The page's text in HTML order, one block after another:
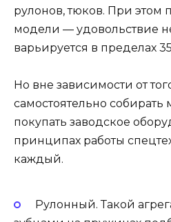
рулонов, тюков. При этом
модели — удовольствие
варьируется в пределах
Но вне зависимости от
самостоятельно
покупать заводское
принципах работы
каждый.
Рулонный. Такой